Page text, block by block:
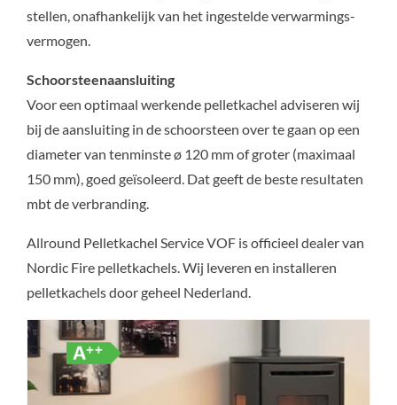
stellen, onafhankelijk van het ingestelde verwarmings-
vermogen.
Schoorsteenaansluiting
Voor een optimaal werkende pelletkachel adviseren wij
bij de aansluiting in de schoorsteen over te gaan op een
diameter van tenminste ø 120 mm of groter (maximaal
150 mm), goed geïsoleerd. Dat geeft de beste resultaten
mbt de verbranding.
Allround Pelletkachel Service VOF is officieel dealer van
Nordic Fire pelletkachels. Wij leveren en installeren
pelletkachels door geheel Nederland.